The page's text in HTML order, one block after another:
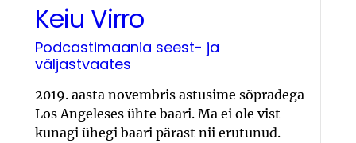
Keiu Virro
Podcastimaania seest- ja
väljastvaates
2019. aasta novembris astusime sõpradega
Los Angeleses ühte baari. Ma ei ole vist
kunagi ühegi baari pärast nii erutunud.